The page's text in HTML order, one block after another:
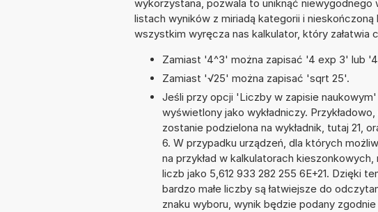
wykorzystana, pozwala to uniknąć niewygodnego
listach wyników z miriadą kategorii i
wszystkim wyręcza nas kalkulator, który załatwia
Zamiast '4^3' można zapisać '4 exp 3' lub
Zamiast '√25' można zapisać 'sqrt 25'.
Jeśli przy opcji 'Liczby w zapisie
wyświetlony jako wykładniczy.
zostanie podzielona na wykładnik, tutaj 21,
6. W przypadku urządzeń, dla których
na przykład w kalkulatorach
liczb jako 5,612 933 282 255 6E+21. Dzięki
bardzo małe liczby są łatwiejsze do
znaku wyboru, wynik będzie podany